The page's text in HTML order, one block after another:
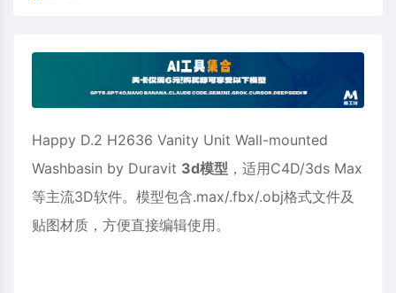
Happy D.2 H2636 Vanity Unit Wall-mounted
Washbasin by Duravit 3d模型 ，适用C4D/3ds Max
等主流3D软件。模型包含.max/.fbx/.obj格式文件及
贴图材质，方便直接编辑使用。